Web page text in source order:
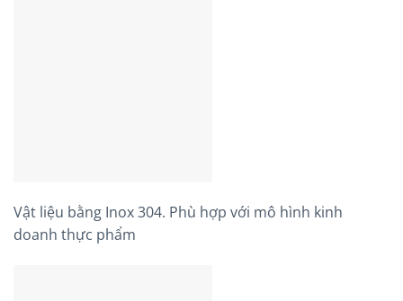
Vật liệu bằng Inox 304. Phù hợp với mô hình kinh
doanh thực phẩm